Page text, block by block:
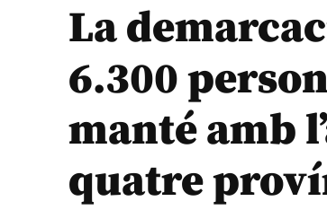
La
6.300
manté amb
quatre